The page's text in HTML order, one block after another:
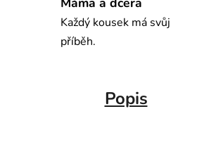
Každý kousek má svůj
příběh.
Popis